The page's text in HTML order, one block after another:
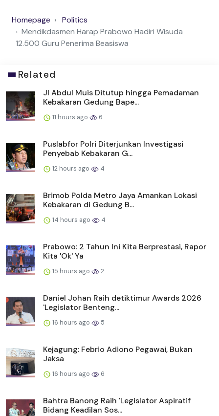
Homepage
Politics
Mendikdasmen Harap Prabowo Hadiri Wisuda
12.500 Guru Penerima Beasiswa
Related
Jl Abdul Muis Ditutup hingga Pemadaman
Kebakaran Gedung Bape...
11 hours ago 6
Puslabfor Polri Diterjunkan Investigasi
Penyebab Kebakaran G...
12 hours ago 4
Brimob Polda Metro Jaya Amankan Lokasi
Kebakaran di Gedung B...
14 hours ago 4
Prabowo: 2 Tahun Ini Kita Berprestasi, Rapor
Kita 'Ok' Ya
15 hours ago 2
Daniel Johan Raih detiktimur Awards 2026
'Legislator Benteng...
16 hours ago 5
Kejagung: Febrio Adiono Pegawai, Bukan
Jaksa
16 hours ago 6
Bahtra Banong Raih 'Legislator Aspiratif
Bidang Keadilan Sos...